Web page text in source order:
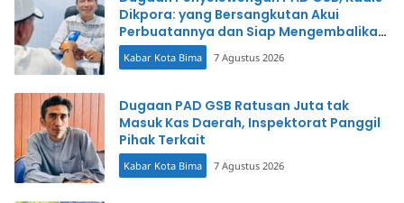
Dikpora: yang Bersangkutan Akui
Perbuatannya dan Siap Mengembalikan
Uang
Kabar Kota Bima 7 Agustus 2026
Dugaan PAD GSB Ratusan Juta tak
Masuk Kas Daerah, Inspektorat Panggil
Pihak Terkait
Kabar Kota Bima 7 Agustus 2026